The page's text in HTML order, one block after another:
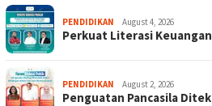
PENDIDIKAN August 4, 2026
Perkuat Literasi
PENDIDIKAN August 2, 2026
Penguatan Pancasila